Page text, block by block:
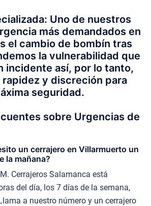
Uno de nuestros
más demandados en
el cambio de bombín tras
la vulnerabilidad que
incidente así, por lo tanto,
y discreción para
seguridad.
sobre Urgencias de
un cerrajero en Villarmuerto un
la mañana?
Cerrajeros Salamanca está
del día, los 7 días de la semana,
a nuestro número y un cerrajero